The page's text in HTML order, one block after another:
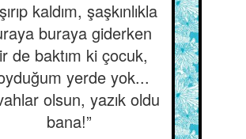
kaldım, şaşkınlıkla
buraya giderken
de baktım ki çocuk,
yerde yok...
olsun, yazık oldu
bana!”